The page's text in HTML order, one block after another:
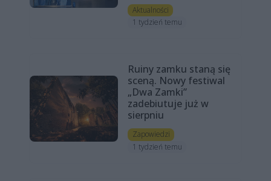
Aktualności
1 tydzień temu
Ruiny zamku staną się
sceną. Nowy festiwal
„Dwa Zamki”
zadebiutuje już w
sierpniu
Zapowiedzi
1 tydzień temu